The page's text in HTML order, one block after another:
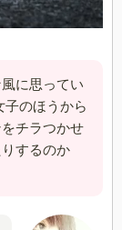
に思ってい
のほうから
チラつかせ
するのか